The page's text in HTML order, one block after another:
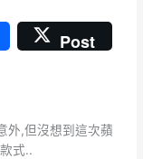
Post
外,但沒想到這次蘋
式..